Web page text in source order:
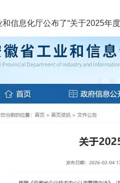
信息化厅公布了“关于2025年